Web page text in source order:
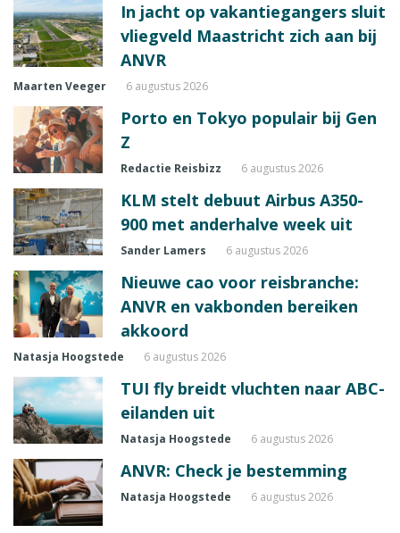
In jacht op vakantiegangers sluit
vliegveld Maastricht zich aan bij
ANVR
Maarten Veeger 6 augustus 2026
Porto en Tokyo populair bij Gen
Z
Redactie Reisbizz 6 augustus 2026
KLM stelt debuut Airbus A350-
900 met anderhalve week uit
Sander Lamers 6 augustus 2026
Nieuwe cao voor reisbranche:
ANVR en vakbonden bereiken
akkoord
Natasja Hoogstede 6 augustus 2026
TUI fly breidt vluchten naar ABC-
eilanden uit
Natasja Hoogstede 6 augustus 2026
ANVR: Check je bestemming
Natasja Hoogstede 6 augustus 2026